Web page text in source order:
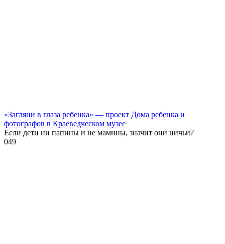
«Загляни в глаза ребенка» — проект Дома ребенка и
фотографов в Краеведческом музее
Если дети ни папины и не мамины, значит они ничьи?
049